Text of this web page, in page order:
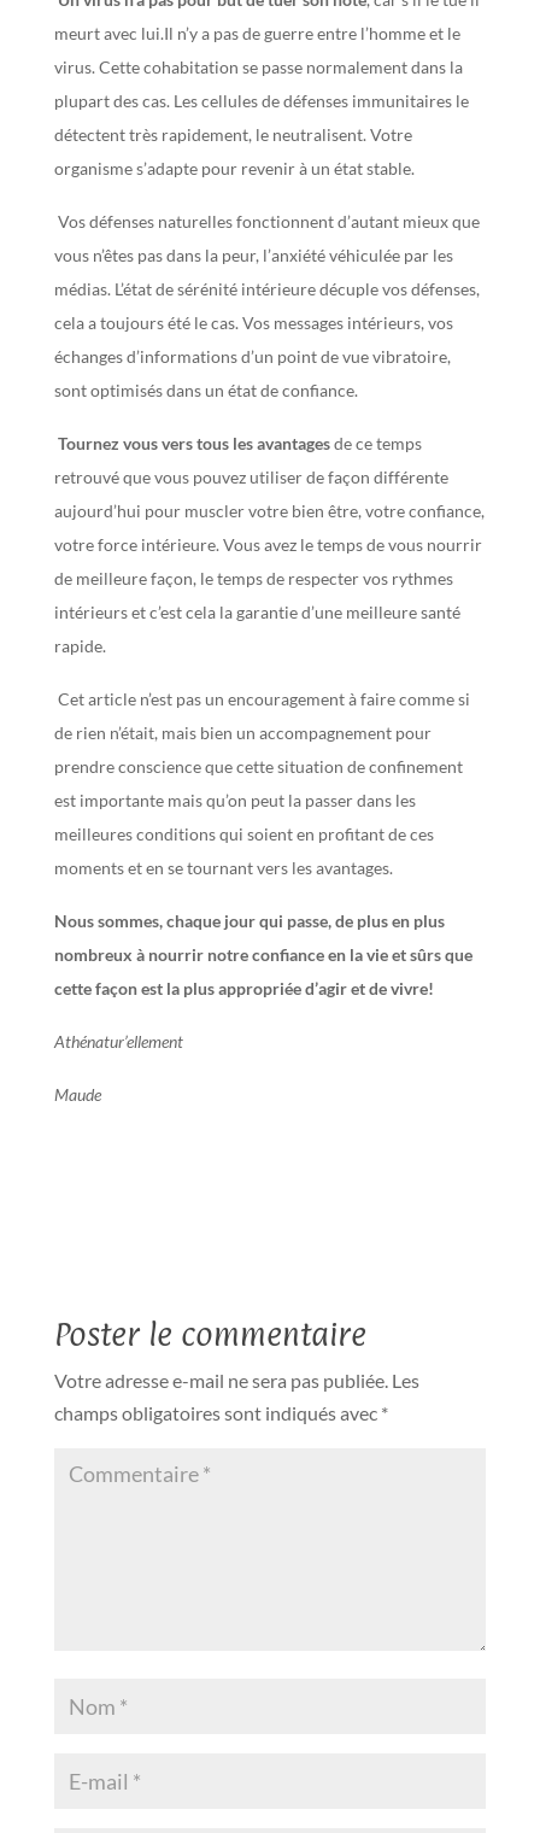
meurt avec lui.Il n’y a pas de guerre entre l’homme et le
virus. Cette cohabitation se passe normalement dans la
plupart des cas. Les cellules de défenses immunitaires le
détectent très rapidement, le neutralisent. Votre
organisme s’adapte pour revenir à un état stable.
Vos défenses naturelles fonctionnent d’autant mieux que
vous n’êtes pas dans la peur, l’anxiété véhiculée par les
médias. L’état de sérénité intérieure décuple vos défenses,
cela a toujours été le cas. Vos messages intérieurs, vos
échanges d’informations d’un point de vue vibratoire,
sont optimisés dans un état de confiance.
Tournez vous vers tous les avantagesde ce temps
retrouvé que vous pouvez utiliser de façon différente
aujourd’hui pour muscler votre bien être, votre confiance,
votre force intérieure. Vous avez le temps de vous nourrir
de meilleure façon, le temps de respecter vos rythmes
intérieurs et c’est cela la garantie d’une meilleure santé
rapide.
Cet article n’est pas un encouragement à faire comme si
de rien n’était, mais bien un accompagnement pour
prendre conscience que cette situation de confinement
est importante mais qu’on peut la passer dans les
meilleures conditions qui soient en profitant de ces
moments et en se tournant vers les avantages.
Nous sommes, chaque jour qui passe, de plus en plus
nombreux à nourrir notre confiance en la vie et sûrs que
cette façon est la plus appropriée d’agir et de vivre!
Athénatur’ellement
Maude
Poster le commentaire
Votre adresse e-mail ne sera pas publiée. Les
champs obligatoires sont indiqués avec *